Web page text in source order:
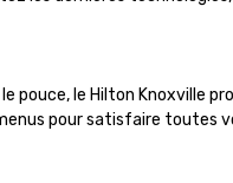
pouce, le Hilton Knoxville
pour satisfaire